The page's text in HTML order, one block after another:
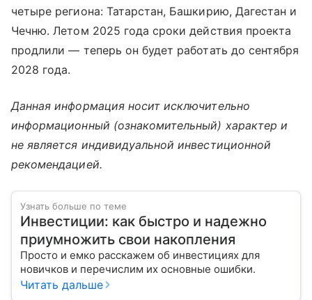
четыре региона: Татарстан, Башкирию, Дагестан и
Чечню. Летом 2025 года сроки действия проекта
продлили — теперь он будет работать до сентября
2028 года.
Данная информация носит исключительно
информационный (ознакомительный) характер и
не является индивидуальной инвестиционной
рекомендацией.
Узнать больше по теме
Инвестиции: как быстро и надежно
приумножить свои накопления
Просто и емко расскажем об инвестициях для
новичков и перечислим их основные ошибки.
Читать дальше